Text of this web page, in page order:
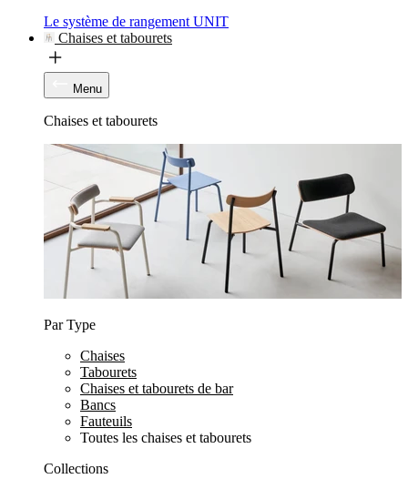
Le système de rangement UNIT
Chaises et tabourets
Menu
Chaises et tabourets
Par Type
Chaises
Tabourets
Chaises et tabourets de bar
Bancs
Fauteuils
Toutes les chaises et tabourets
Collections